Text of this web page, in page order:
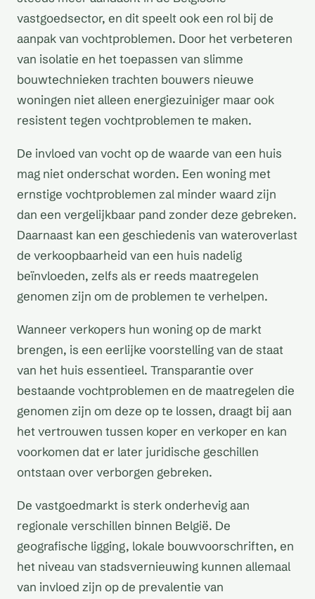
vastgoedsector, en dit speelt ook een rol bij de
aanpak van vochtproblemen. Door het verbeteren
van isolatie en het toepassen van slimme
bouwtechnieken trachten bouwers nieuwe
woningen niet alleen energiezuiniger maar ook
resistent tegen vochtproblemen te maken.
De invloed van vocht op de waarde van een huis
mag niet onderschat worden. Een woning met
ernstige vochtproblemen zal minder waard zijn
dan een vergelijkbaar pand zonder deze gebreken.
Daarnaast kan een geschiedenis van wateroverlast
de verkoopbaarheid van een huis nadelig
beïnvloeden, zelfs als er reeds maatregelen
genomen zijn om de problemen te verhelpen.
Wanneer verkopers hun woning op de markt
brengen, is een eerlijke voorstelling van de staat
van het huis essentieel. Transparantie over
bestaande vochtproblemen en de maatregelen die
genomen zijn om deze op te lossen, draagt bij aan
het vertrouwen tussen koper en verkoper en kan
voorkomen dat er later juridische geschillen
ontstaan over verborgen gebreken.
De vastgoedmarkt is sterk onderhevig aan
regionale verschillen binnen België. De
geografische ligging, lokale bouwvoorschriften, en
het niveau van stadsvernieuwing kunnen allemaal
van invloed zijn op de prevalentie van